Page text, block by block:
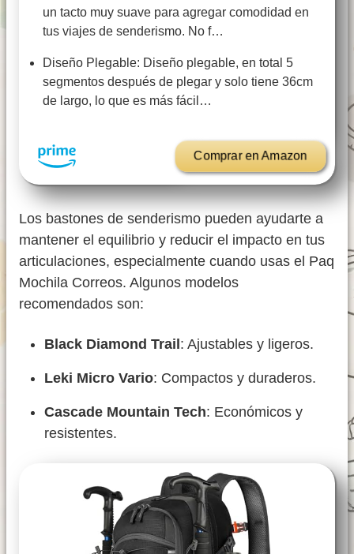
un tacto muy suave para agregar comodidad en
tus viajes de senderismo. No f…
Diseño Plegable: Diseño plegable, en total 5
segmentos después de plegar y solo tiene 36cm
de largo, lo que es más fácil…
Comprar en Amazon
Los bastones de senderismo pueden ayudarte a
mantener el equilibrio y reducir el impacto en tus
articulaciones, especialmente cuando usas el Paq
Mochila Correos. Algunos modelos
recomendados son:
Black Diamond Trail : Ajustables y ligeros.
Leki Micro Vario: Compactos y duraderos.
Cascade Mountain Tech: Económicos y
resistentes.